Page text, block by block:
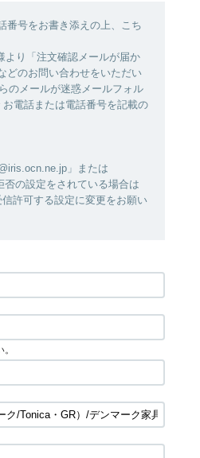
番号をお書き添えの上、こち
より「注文確認メールが届か
どのお問い合わせをいただい
のメールが迷惑メールフォル
電話または電話番号を記載の
」または
否の設定をされている場合は
許可する設定に変更をお願い